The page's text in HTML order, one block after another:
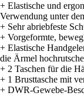
+ Elastische und
Verwendung unter
+ Sehr abriebfeste
+ Vorgeformte,
+ Elastische
die Ärmel
+ 2 Taschen für die
+ 1 Brusttasche mit
+ DWR-Gewebe-